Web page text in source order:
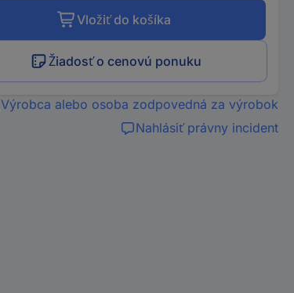
Vložiť do košíka
Žiadosť o cenovú ponuku
Výrobca alebo osoba zodpovedná za výrobok
Nahlásiť právny incident